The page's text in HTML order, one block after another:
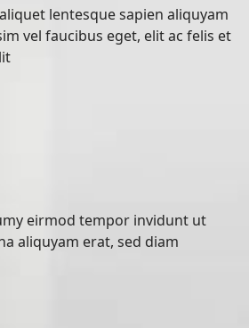
lentesque sapien aliquyam
vel faucibus eget, elit ac felis et
eirmod tempor invidunt ut
aliquyam erat, sed diam